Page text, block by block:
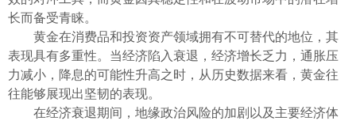
长而备受青睐。
黄金在消费品和投资资产领域拥有不可替代的地位，其
表现具有多重性。当经济陷入衰退，经济增长乏力，通胀压
力减小，降息的可能性升高之时，从历史数据来看，黄金往
往能够展现出坚韧的表现。
在经济衰退期间，地缘政治风险的加剧以及主要经济体